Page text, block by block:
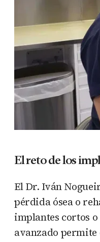
El reto de los
El Dr. Iván
pérdida ósea o
implantes cortos o
avanzado